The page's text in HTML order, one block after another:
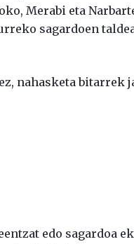
Merabi eta
sagardoen
nahasketa bitarrek
edo sagardoa